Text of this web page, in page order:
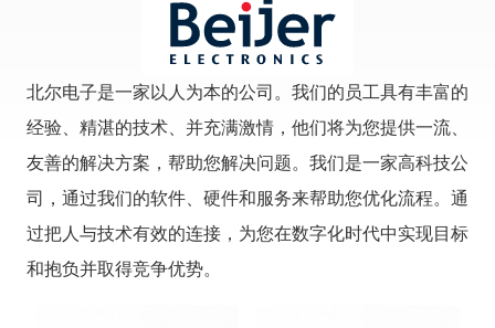
北尔电子是一家以人为本的公司。我们的员工具有丰富的
经验、精湛的技术、并充满激情，他们将为您提供一流、
友善的解决方案，帮助您解决问题。我们是一家高科技公
司，通过我们的软件、硬件和服务来帮助您优化流程。通
过把人与技术有效的连接，为您在数字化时代中实现目标
和抱负并取得竞争优势。